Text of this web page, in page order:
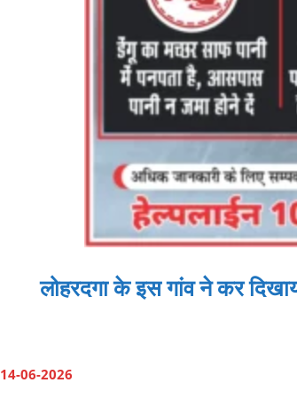
लोहरदगा के इस गांव ने कर
14-06-2026